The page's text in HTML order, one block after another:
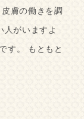
膚の働きを調
がいますよ
す。 もともと